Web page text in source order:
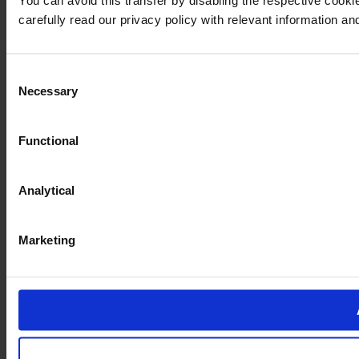
carefully read our privacy policy with relevant information
Selection
Necessary
Functional
Analytical
Marketing